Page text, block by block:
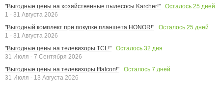
"Выгодные цены на хозяйственные пылесосы Karcher!"
Осталось 25 дней
1 - 31 Августа 2026
"Выгодный комплект при покупке планшета HONOR!"
Осталось 25 дней
1 - 31 Августа 2026
"Выгодные цены на телевизоры TCL!"
Осталось 32 дня
31 Июля - 7 Сентября 2026
"Выгодные цены на телевизоры Iffalcon!"
Осталось 7 дней
31 Июля - 13 Августа 2026